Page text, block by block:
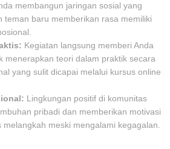
membangun jaringan sosial yang
teman baru memberikan rasa memiliki
Kegiatan langsung memberi Anda
menerapkan teori dalam praktik secara
yang sulit dicapai melalui kursus online
Lingkungan positif di komunitas
pribadi dan memberikan motivasi
meski mengalami kegagalan.